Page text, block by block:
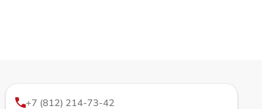
+7 (812) 214-73-42